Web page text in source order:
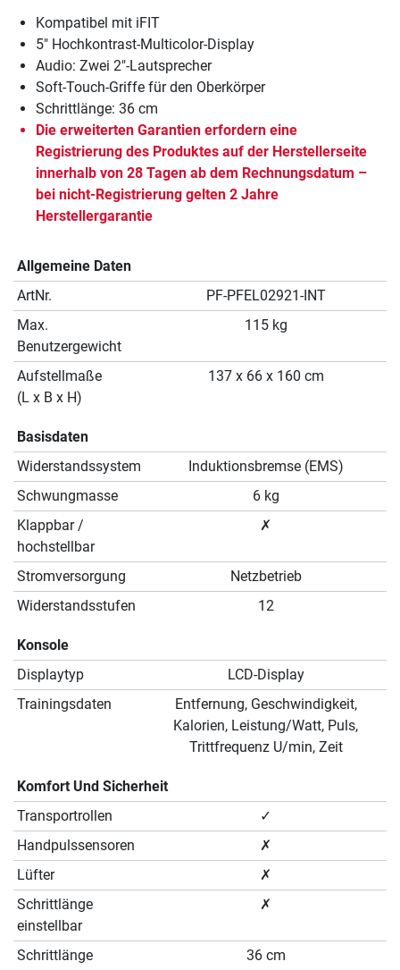
Kompatibel mit iFIT
5" Hochkontrast-Multicolor-Display
Audio: Zwei 2"-Lautsprecher
Soft-Touch-Griffe für den Oberkörper
Schrittlänge: 36 cm
Die erweiterten Garantien erfordern eine
Registrierung des Produktes auf der Herstellerseite
innerhalb von 28 Tagen ab dem Rechnungsdatum –
bei nicht-Registrierung gelten 2 Jahre
Herstellergarantie
Allgemeine Daten
ArtNr.
PF-PFEL02921-INT
Max.
Benutzergewicht
115 kg
Aufstellmaße
(L x B x H)
137 x 66 x 160 cm
Basisdaten
Widerstandssystem
Induktionsbremse (EMS)
Schwungmasse
6 kg
Klappbar /
hochstellbar
✗
Stromversorgung
Netzbetrieb
Widerstandsstufen
12
Konsole
Displaytyp
LCD-Display
Trainingsdaten
Entfernung, Geschwindigkeit,
Kalorien, Leistung/Watt, Puls,
Trittfrequenz U/min, Zeit
Komfort Und Sicherheit
Transportrollen
✓
Handpulssensoren
✗
Lüfter
✗
Schrittlänge
einstellbar
✗
Schrittlänge 36 cm